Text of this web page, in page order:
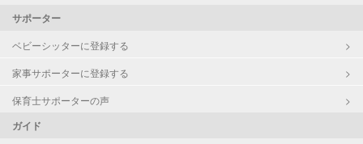
サポーター
ベビーシッターに登録する
家事サポーターに登録する
保育士サポーターの声
ガイド